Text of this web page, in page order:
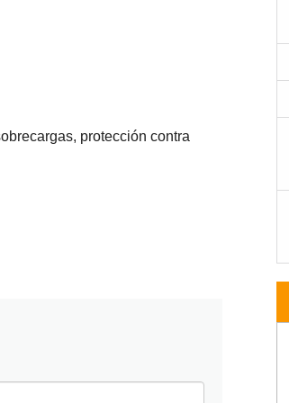
protección contra